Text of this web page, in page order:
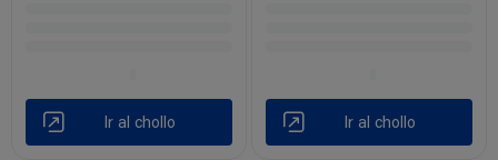
Ir al chollo Ir al chollo